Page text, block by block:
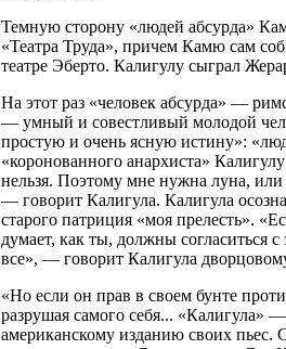
Темную сторону «людей абсурда»
«Театра Труда», причем Камю сам
театре Эберто. Калигулу сыграл
На этот раз «человек абсурда» —
— умный и совестливый молодой
простую и очень ясную истину»:
«коронованного анархиста»
нельзя. Поэтому мне нужна луна, или
— говорит Калигула. Калигула
старого патриция «моя прелесть».
думает, как ты, должны согласиться
все», — говорит Калигула
«Но если он прав в своем бунте
разрушая самого себя... «Калигула»
американскому изданию своих пьес.